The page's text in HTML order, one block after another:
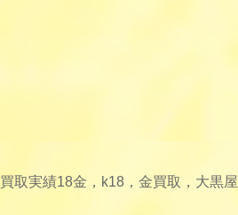
買取実績18金，k18，金買取，大黒屋